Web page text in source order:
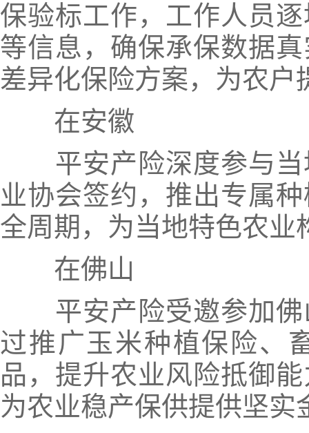
保验标工作，工作人员
等信息，确保承保数据
差异化保险方案，为农户
在安徽
平安产险深度参与
业协会签约，推出专属
全周期，为当地特色农业
在佛山
平安产险受邀参加
过推广玉米种植保险、
品，提升农业风险抵御
为农业稳产保供提供坚实